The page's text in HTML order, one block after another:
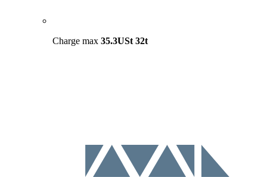
Charge max 35.3USt 32t